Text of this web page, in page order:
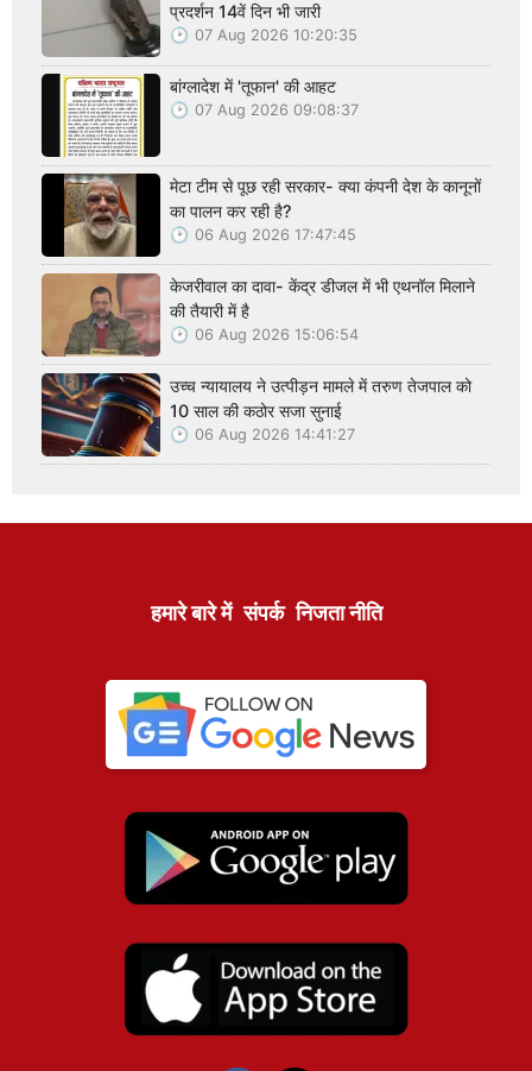
प्रदर्शन 14वें दिन भी जारी
07 Aug 2026 10:20:35
बांग्लादेश में 'तूफान' की आहट
07 Aug 2026 09:08:37
मेटा टीम से पूछ रही सरकार- क्या कंपनी देश के कानूनों
का पालन कर रही है?
06 Aug 2026 17:47:45
केजरीवाल का दावा- केंद्र डीजल में भी एथनॉल मिलाने
की तैयारी में है
06 Aug 2026 15:06:54
उच्च न्यायालय ने उत्पीड़न मामले में तरुण तेजपाल को
10 साल की कठोर सजा सुनाई
06 Aug 2026 14:41:27
हमारे बारे में संपर्क निजता नीति